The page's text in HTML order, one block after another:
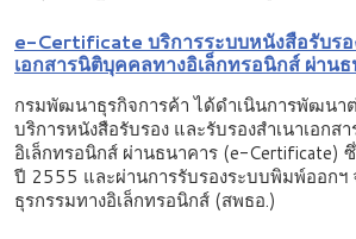
e-Certificate บริการระบบหนังสือรับรอ
เอกสารนิติบุคคลทางอิเล็กทรอนิกส์ ผ่าน
กรมพัฒนาธุรกิจการค้า ได้ดำเนินการพัฒนา
บริการหนังสือรับรอง และรับรองสำเนาเอกส
อิเล็กทรอนิกส์ ผ่านธนาคาร (e-Certificate)
ปี 2555 และผ่านการรับรองระบบพิมพ์ออก
ธุรกรรมทางอิเล็กทรอนิกส์ (สพธอ.)